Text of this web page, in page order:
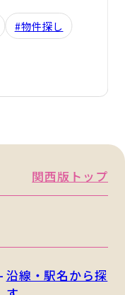
#物件探し
関西版トップ
沿線・駅名から探